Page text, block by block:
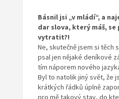
Básnil jsi „v mládí“, a
dar slova, který máš, se
vytratit?!
Ne, skutečně jsem si těch
psal jen nějaké deníkové
tím náporem nového
Byl to natolik jiný svět, že
krátkých řádků úplně
pro mě takový stav, do